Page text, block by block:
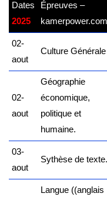
Dates
2025
Épreuves –
kamerpower.com
02-
aout
Culture Générale
02-
aout
Géographie
économique,
politique et
humaine.
03-
aout
Sythèse de texte.
Langue ((anglais